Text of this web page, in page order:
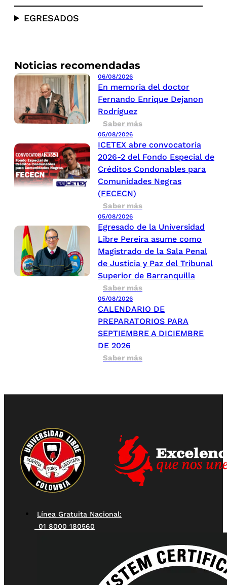
Noticias recomendadas
06/08/2026
En memoria del doctor
Fernando Enrique Dejanon
Rodríguez
Saber más
05/08/2026
ICETEX abre convocatoria
2026-2 del Fondo Especial de
Créditos Condonables para
Comunidades Negras
(FECECN)
Saber más
05/08/2026
Egresado de la Universidad
Libre Pereira asume como
Magistrado de la Sala Penal
de Justicia y Paz del Tribunal
Superior de Barranquilla
Saber más
05/08/2026
CALENDARIO DE
PREPARATORIOS PARA
SEPTIEMBRE A DICIEMBRE
DE 2026
Saber más
EGRESADOS
Línea Gratuita Nacional:
01 8000 180560